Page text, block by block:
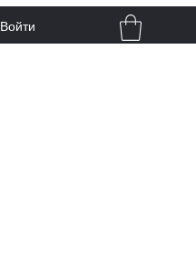
Войти